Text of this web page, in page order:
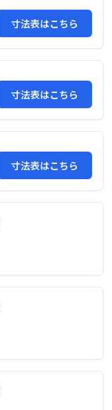
寸法表はこちら
寸法表はこちら
寸法表はこちら